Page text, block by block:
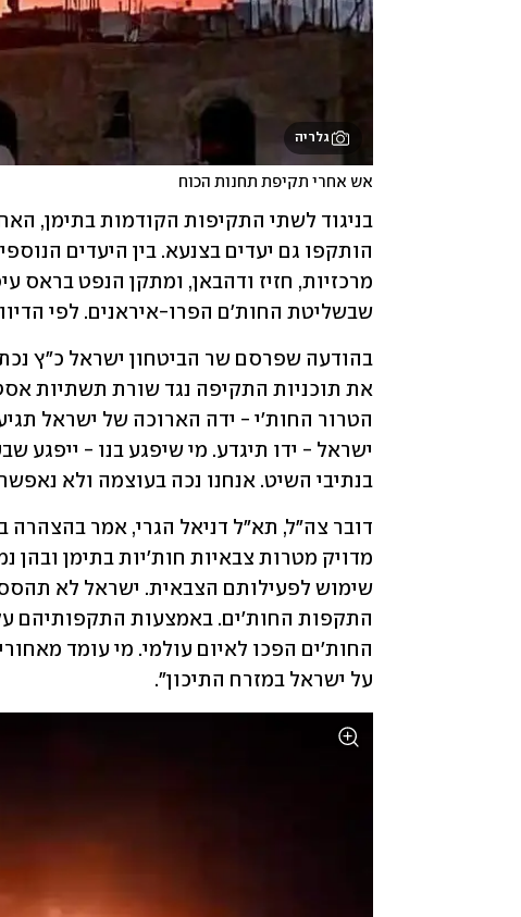
גלריה
אש אחרי תקיפת תחנות הכוח
שבשליטת החות'ם הפרו-איראנים. לפי
בנתיבי השיט. אנחנו נכה בעוצמה ולא
על ישראל במזרח התיכון".